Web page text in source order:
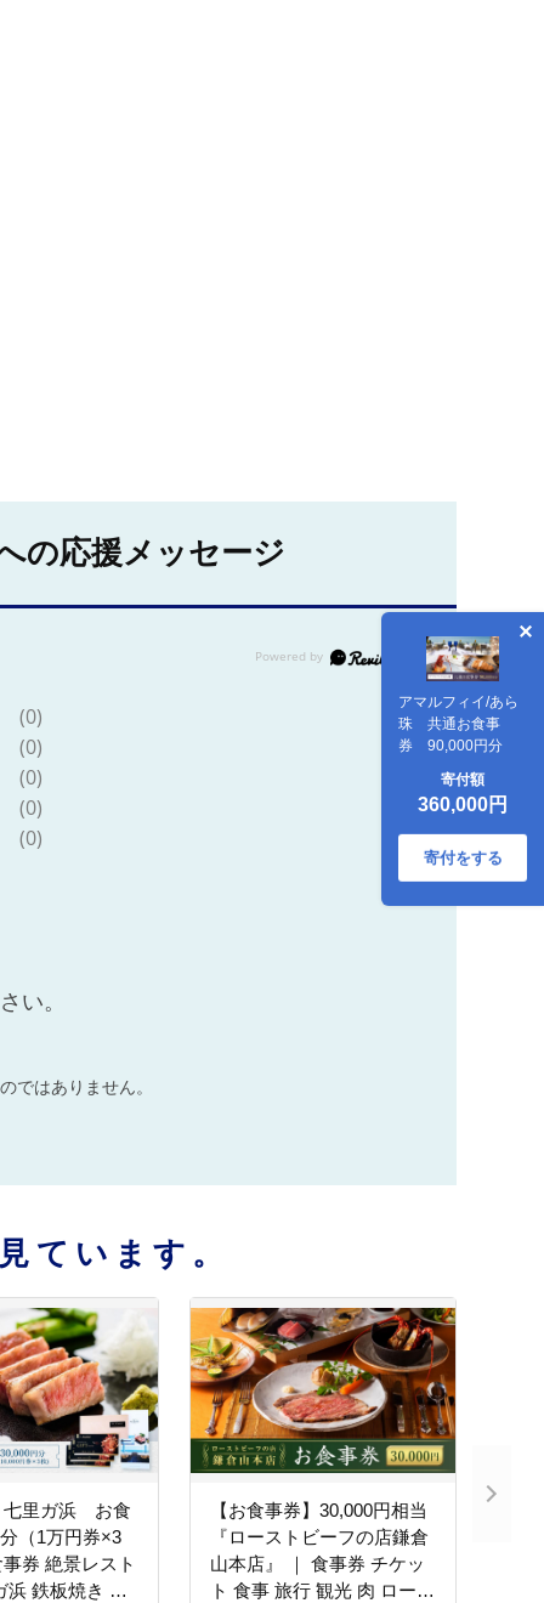
アマルフィイ/あら
珠 共通お食事
券 90,000円分
寄付額
360,000円
寄付をする
の応援メッセージ
(0)
(0)
(0)
(0)
(0)
い。
ではありません。
ています。
里ガ浜 お食
（1万円券×3
券 絶景レスト
浜 鉄板焼き コ
【お食事券】30,000円相当
『ローストビーフの店鎌倉
山本店』 ｜ 食事券 チケッ
ト 食事 旅行 観光 肉 ロース